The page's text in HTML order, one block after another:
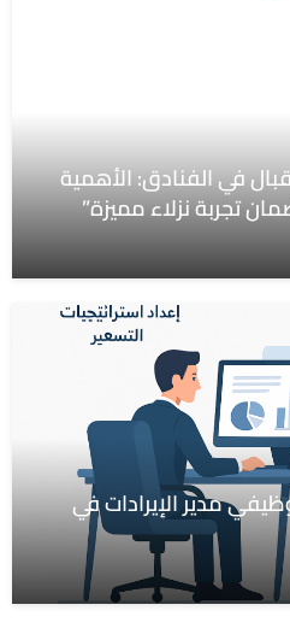
في الفنادق: الأهمية
تجربة نزلاء مميزة”
مدير الإيرادات في